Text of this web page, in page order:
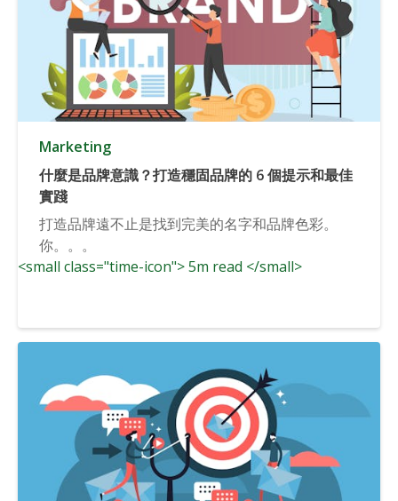
Marketing
什麼是品牌意識？打造穩固品牌的 6 個提示和最佳
實踐
打造品牌遠不止是找到完美的名字和品牌色彩。
你。。。
<small class="time-icon"> 5m read </small>